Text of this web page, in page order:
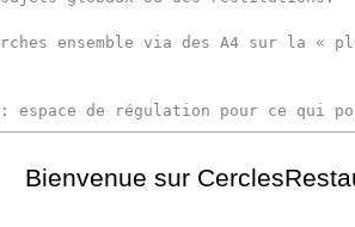
Bienvenue sur